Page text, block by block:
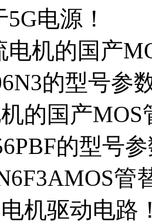
电源！
电机的国产
的型号参
的国产MOS
的型号
管
机驱动电路